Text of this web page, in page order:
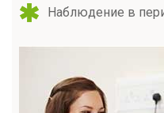
Наблюдение в